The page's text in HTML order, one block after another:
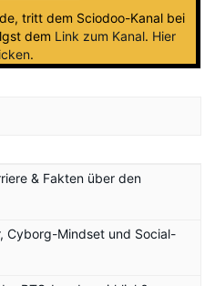
tritt dem Sciodoo-Kanal bei
dem Link zum Kanal. Hier
.
& Fakten über den
Cyborg-Mindset und Social-